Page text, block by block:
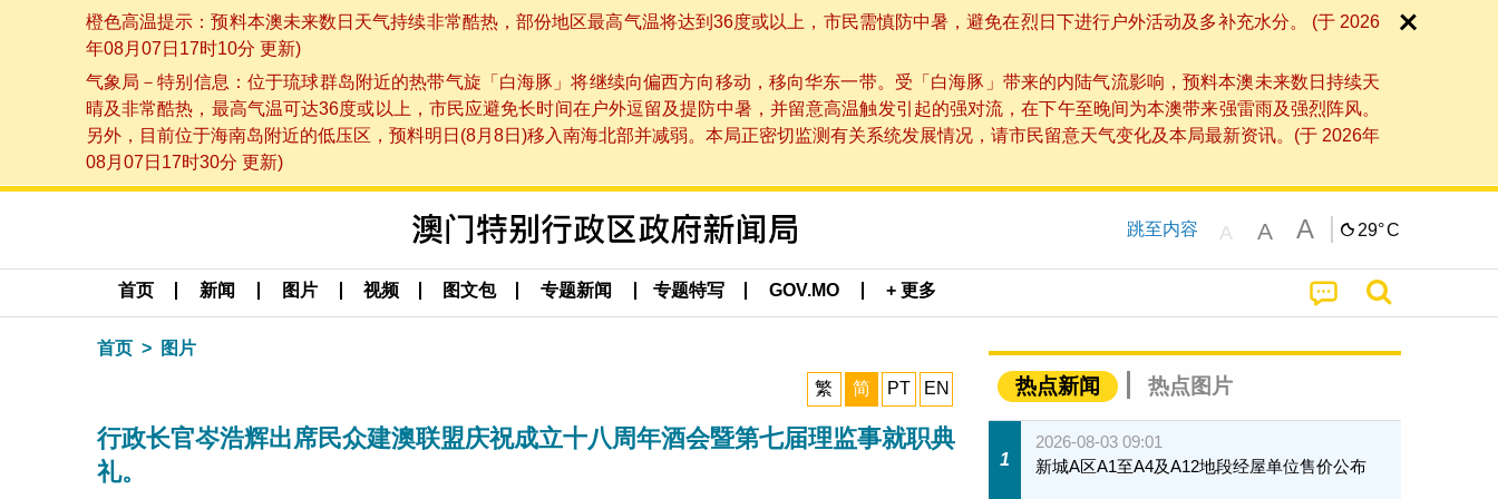
橙色高温提示：预料本澳未来数日天气持续非常酷热，部份地区最高气温将达到36度或以上，市民需慎防中暑，避免在烈日下进行户外活动及多补充水分。 (于 2026
年08月07日17时10分 更新)
气象局－特别信息：位于琉球群岛附近的热带气旋「白海豚」将继续向偏西方向移动，移向华东一带。受「白海豚」带来的内陆气流影响，预料本澳未来数日持续天
晴及非常酷热，最高气温可达36度或以上，市民应避免长时间在户外逗留及提防中暑，并留意高温触发引起的强对流，在下午至晚间为本澳带来强雷雨及强烈阵风。
另外，目前位于海南岛附近的低压区，预料明日(8月8日)移入南海北部并减弱。本局正密切监测有关系统发展情况，请市民留意天气变化及本局最新资讯。(于 2026年
08月07日17时30分 更新)
跳至内容 A A A 29°C
首页 新闻 图片 视频 图文包 专题新闻 专题特写 GOV.MO + 更多
首页 图片
繁 简 PT EN
行政长官岑浩辉出席民众建澳联盟庆祝成立十八周年酒会暨第七届理监事就职典
礼。
热点新闻 热点图片
1
2026-08-03 09:01
新城A区A1至A4及A12地段经屋单位售价公布